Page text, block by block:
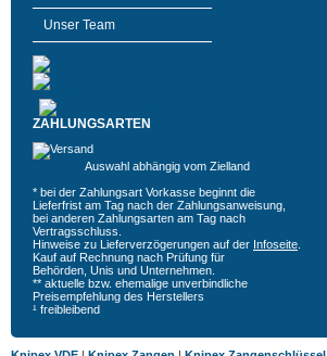
Unser Team
ZAHLUNGSARTEN
Auswahl abhängig vom Zielland
* bei der Zahlungsart Vorkasse beginnt die
Lieferfrist am Tag nach der Zahlungsanweisung,
bei anderen Zahlungsarten am Tag nach
Vertragsschluss.
Hinweise zu Lieferverzögerungen auf der Infoseite
Kauf auf Rechnung nach Prüfung für
Behörden, Unis und Unternehmen.
** aktuelle bzw. ehemalige unverbindliche
Preisempfehlung des Herstellers
¹ freibleibend